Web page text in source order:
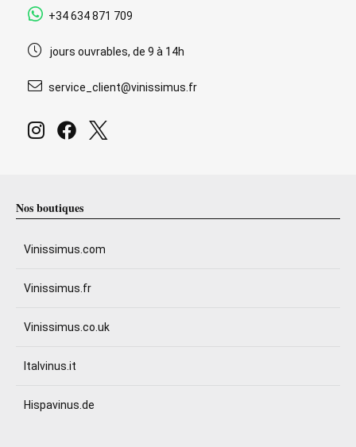
+34 634 871 709
jours ouvrables, de 9 à 14h
service_client@vinissimus.fr
Nos boutiques
Vinissimus.com
Vinissimus.fr
Vinissimus.co.uk
Italvinus.it
Hispavinus.de